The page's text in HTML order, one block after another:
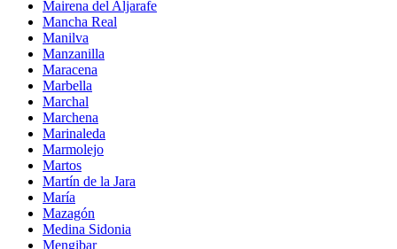
Mairena del Aljarafe
Mancha Real
Manilva
Manzanilla
Maracena
Marbella
Marchal
Marchena
Marinaleda
Marmolejo
Martos
Martín de la Jara
María
Mazagón
Medina Sidonia
Mengibar